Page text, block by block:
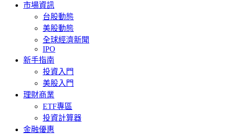
市場資訊
台股動態
美股動態
全球經濟新聞
IPO
新手指南
投資入門
美股入門
理財商業
ETF專區
投資計算器
金融優惠